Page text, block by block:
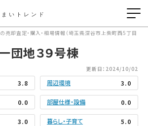
まいトレンド
売却査定・購入・相場情報（埼玉県深谷市上柴町西5丁目
団地３９号棟
更新日：2024/10/02
3.8 周辺環境 3.0
0.0 部屋仕様・設備 0.0
3.0 暮らし・子育て 5.0